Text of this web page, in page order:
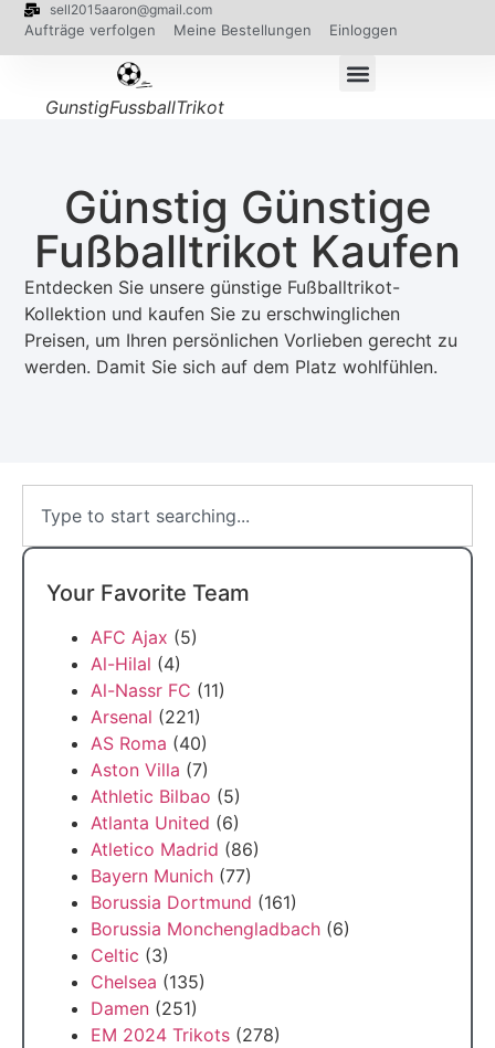
sell2015aaron@gmail.com
Aufträge verfolgen Meine Bestellungen Einloggen
GunstigFussballTrikot
Günstig Günstige
Fußballtrikot Kaufen
Entdecken Sie unsere günstige Fußballtrikot-
Kollektion und kaufen Sie zu erschwinglichen
Preisen, um Ihren persönlichen Vorlieben gerecht zu
werden. Damit Sie sich auf dem Platz wohlfühlen.
Your Favorite Team
AFC Ajax (5)
Al-Hilal (4)
Al-Nassr FC (11)
Arsenal (221)
AS Roma (40)
Aston Villa (7)
Athletic Bilbao (5)
Atlanta United (6)
Atletico Madrid (86)
Bayern Munich (77)
Borussia Dortmund (161)
Borussia Monchengladbach (6)
Celtic (3)
Chelsea (135)
Damen (251)
EM 2024 Trikots (278)